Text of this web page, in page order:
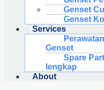
Genset
Genset
Services
Genset
Spare
lengkap
About